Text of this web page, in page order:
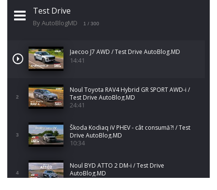
Test Drive
By AutoBlogMD 1 / 300
Jaecoo J7 AWD / Test Drive AutoBlog.MD
14:41
2
Noul Toyota RAV4 Hybrid GR SPORT AWD-i /
Test Drive AutoBlog.MD
24:41
3
Škoda Kodiaq iV PHEV - cât consumă?! / Test
Drive AutoBlog.MD
10:34
4
Noul BYD ATTO 2 DM-i / Test Drive
AutoBlog.MD
17:35